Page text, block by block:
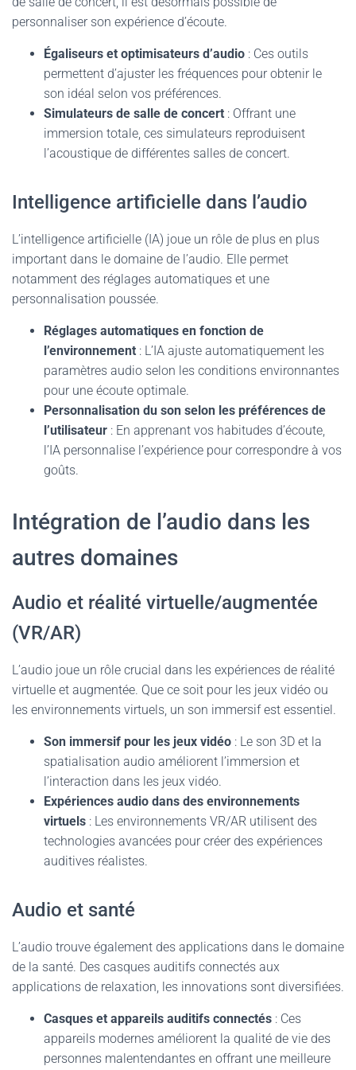
personnaliser son expérience d’écoute.
Égaliseurs et optimisateurs d’audio : Ces outils
permettent d’ajuster les fréquences pour obtenir le
son idéal selon vos préférences.
Simulateurs de salle de concert : Offrant une
immersion totale, ces simulateurs reproduisent
l’acoustique de différentes salles de concert.
Intelligence artificielle dans l’audio
L’intelligence artificielle (IA) joue un rôle de plus en plus
important dans le domaine de l’audio. Elle permet
notamment des réglages automatiques et une
personnalisation poussée.
Réglages automatiques en fonction de
l’environnement : L’IA ajuste automatiquement les
paramètres audio selon les conditions environnantes
pour une écoute optimale.
Personnalisation du son selon les préférences de
l’utilisateur : En apprenant vos habitudes d’écoute,
l’IA personnalise l’expérience pour correspondre à vos
goûts.
Intégration de l’audio dans les
autres domaines
Audio et réalité virtuelle/augmentée
(VR/AR)
L’audio joue un rôle crucial dans les expériences de réalité
virtuelle et augmentée. Que ce soit pour les jeux vidéo ou
les environnements virtuels, un son immersif est essentiel.
Son immersif pour les jeux vidéo : Le son 3D et la
spatialisation audio améliorent l’immersion et
l’interaction dans les jeux vidéo.
Expériences audio dans des environnements
virtuels : Les environnements VR/AR utilisent des
technologies avancées pour créer des expériences
auditives réalistes.
Audio et santé
L’audio trouve également des applications dans le domaine
de la santé. Des casques auditifs connectés aux
applications de relaxation, les innovations sont diversifiées.
Casques et appareils auditifs connectés : Ces
appareils modernes améliorent la qualité de vie des
personnes malentendantes en offrant une meilleure